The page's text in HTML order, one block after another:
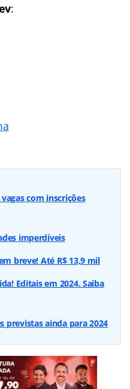
:
com inscrições
imperdíveis
breve! Até R$ 13,9 mil
Editais em 2024. Saiba
previstas ainda para 2024